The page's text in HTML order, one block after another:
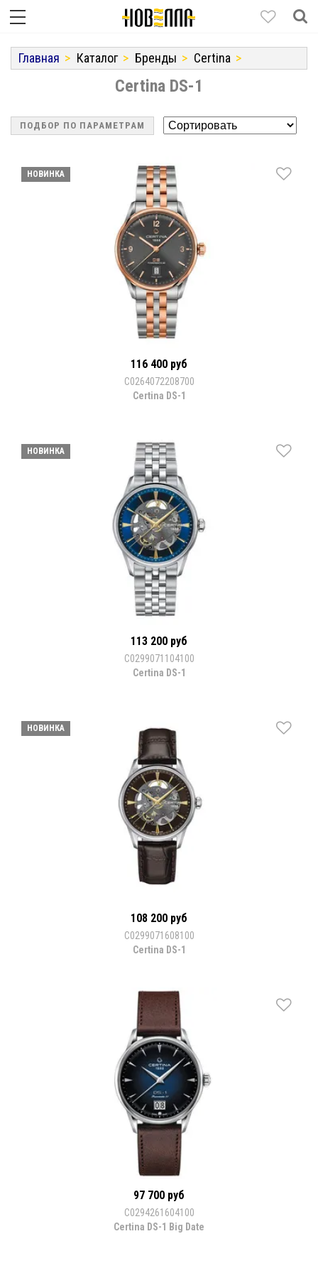
Главная Каталог Бренды Certina
Certina DS-1
ПОДБОР ПО ПАРАМЕТРАМ
НОВИНКА
116 400 руб
С0264072208700
Certina DS-1
НОВИНКА
113 200 руб
С0299071104100
Certina DS-1
НОВИНКА
108 200 руб
С0299071608100
Certina DS-1
97 700 руб
С0294261604100
Certina DS-1 Big Date